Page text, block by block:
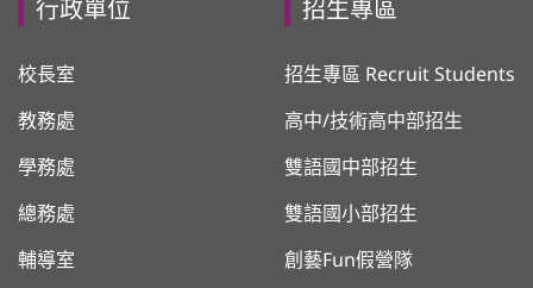
行政單位
校長室
教務處
學務處
總務處
輔導室
招生專區
招生專區 Recruit Students
高中/技術高中部招生
雙語國中部招生
雙語國小部招生
創藝Fun假營隊